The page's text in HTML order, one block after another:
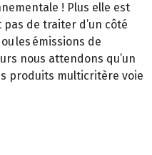
! Plus elle est
pas de traiter d’un côté
les émissions de
nous attendons qu’un
produits multicritère voie